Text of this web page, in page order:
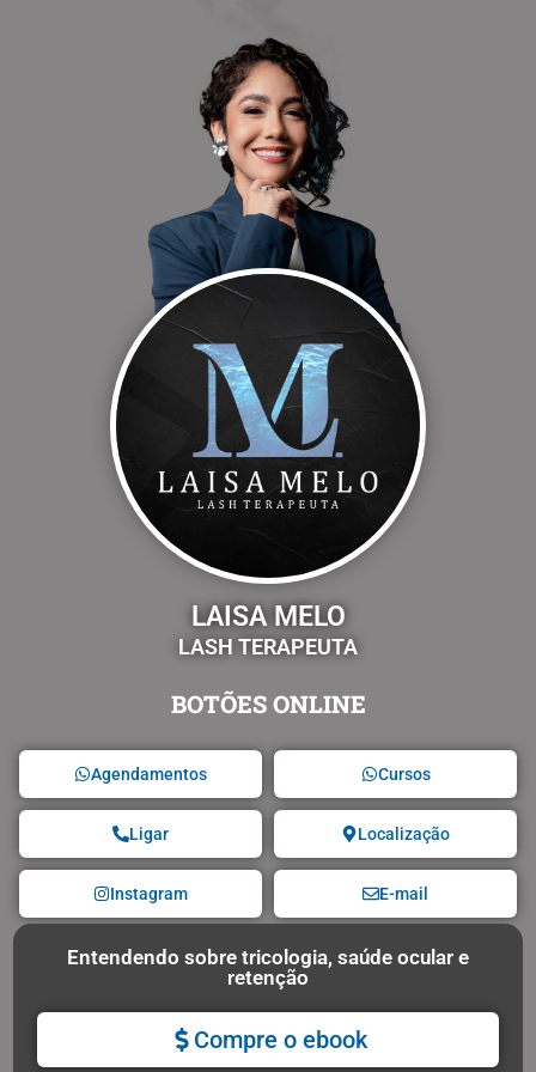
LAISA MELO
LASH TERAPEUTA
BOTÕES ONLINE
Agendamentos Cursos
Ligar Localização
Instagram E-mail
Entendendo sobre tricologia, saúde ocular e
retenção
Compre o ebook